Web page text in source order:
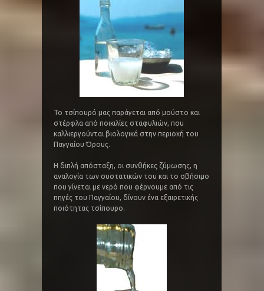
Το τσίπουρό μας παράγεται από μούστο και
στέρφλα από ποικιλίες σταφυλιών, που
καλλιεργούνται βιολογικά στην περιοχή του
Παγγαίου Όρους.
Η διπλή απόσταξη, οι συνθήκες ζύμωσης, η
αναλογία των συστατικών του και το σβήσιμο
που γίνεται με νερό που φέρνουμε από τις
πηγές του Παγγαίου, δίνουν ένα εξαιρετικής
ποιότητας τσίπουρο.